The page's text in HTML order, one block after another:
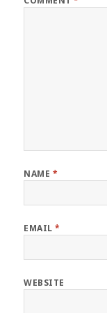
NAME *
EMAIL*
WEBSITE